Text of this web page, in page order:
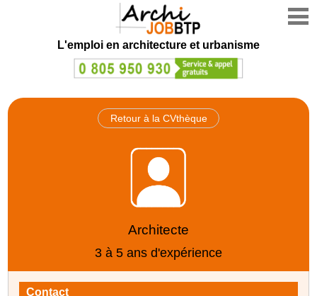
L'emploi en architecture et urbanisme
Retour à la CVthèque
Architecte
3 à 5 ans d'expérience
Contact